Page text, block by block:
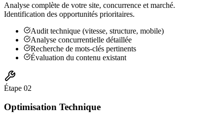
Analyse complète de votre site, concurrence et marché.
Identification des opportunités prioritaires.
Audit technique (vitesse, structure, mobile)
Analyse concurrentielle détaillée
Recherche de mots-clés pertinents
Évaluation du contenu existant
Étape 02
Optimisation Technique